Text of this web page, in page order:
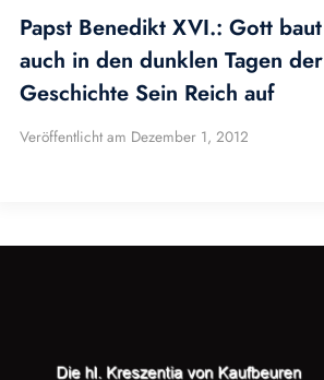
Papst Benedikt XVI.: Gott baut
auch in den dunklen Tagen der
Geschichte Sein Reich auf
Veröffentlicht am Dezember 1, 2012